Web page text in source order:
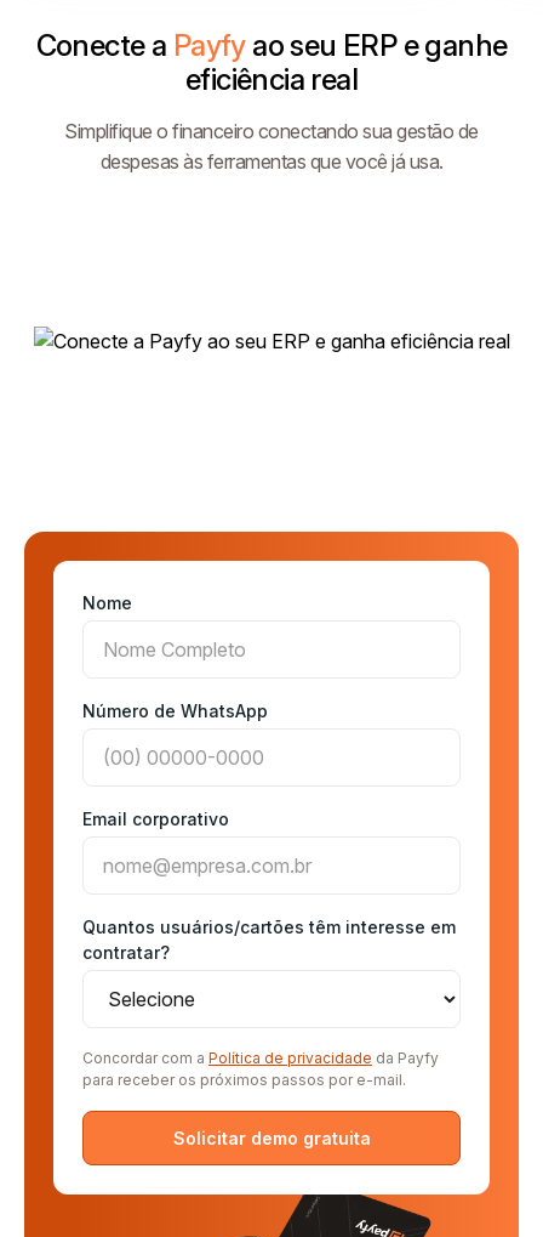
Conecte a Payfyao seu ERP e ganhe
eficiência real
Simplifique o financeiro conectando sua gestão de
despesas às ferramentas que você já usa.
Nome
Número de WhatsApp
Email corporativo
Quantos usuários/cartões têm interesse em
contratar?
Concordar com a Política de privacidade da Payfy
para receber os próximos passos por e-mail.